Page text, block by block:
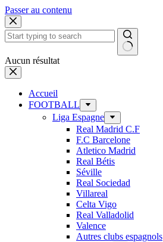
Passer au contenu
Aucun résultat
Accueil
FOOTBALL
Liga Espagne
Real Madrid C.F
F.C Barcelone
Atletico Madrid
Real Bétis
Séville
Real Sociedad
Villareal
Celta Vigo
Real Valladolid
Valence
Autres clubs espagnols